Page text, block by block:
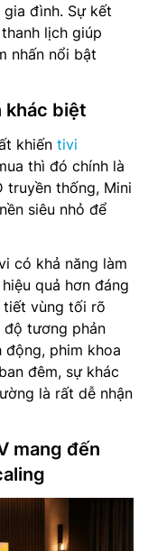
đình. Sự kết
lịch giúp
nhấn nổi bật
khác biệt
khiến tivi
thì đó chính là
truyền thống, Mini
siêu nhỏ để
có khả năng làm
quả hơn đáng
tiết vùng tối rõ
độ tương phản
động, phim khoa
đêm, sự khác
là rất dễ nhận
mang đến